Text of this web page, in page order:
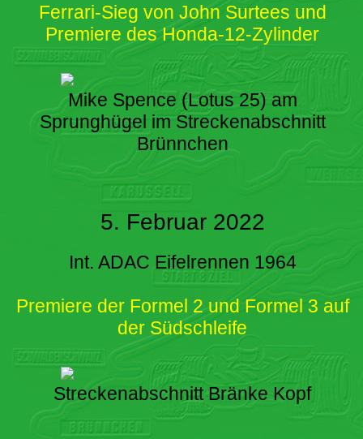
Ferrari-Sieg von John Surtees und
Premiere des Honda-12-Zylinder
Mike Spence (Lotus 25) am
Sprunghügel im Streckenabschnitt
Brünnchen
5. Februar 2022
Int. ADAC Eifelrennen 1964
Premiere der Formel 2 und Formel 3 auf
der Südschleife
Streckenabschnitt Bränke Kopf